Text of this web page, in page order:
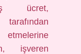
ücret,
işveren